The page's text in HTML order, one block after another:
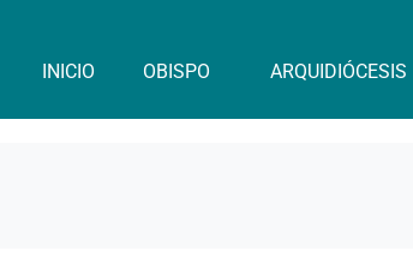
INICIO OBISPO ARQUIDIÓCESIS